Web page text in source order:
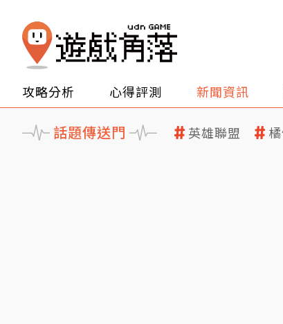
攻略分析 心得評測 新聞資訊
話題傳送門 英雄聯盟